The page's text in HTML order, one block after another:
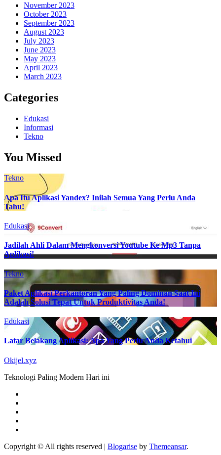
November 2023
October 2023
September 2023
August 2023
July 2023
June 2023
May 2023
April 2023
March 2023
Categories
Edukasi
Informasi
Tekno
You Missed
Tekno
Apa Itu Aplikasi Yandex? Inilah Semua Yang Perlu Anda
Tahu!
Edukasi
Jadilah Ahli Dalam Mengkonversi Youtube Ke Mp3 Tanpa
Aplikasi!
Tekno
Paket Aplikasi Perkantoran Yang Paling Dominan Saat Ini
Adalah Solusi Tepat Untuk Produktivitas Anda!
Edukasi
Latar Belakang Aplikasi: Apa Yang Perlu Anda Ketahui
Okijel.xyz
Teknologi Paling Modern Hari ini
Copyright © All rights reserved | Blogarise by Themeansar.